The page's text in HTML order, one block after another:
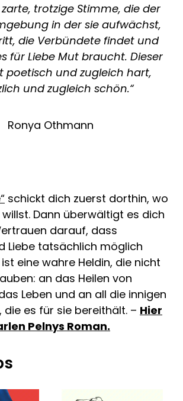
zarte, trotzige Stimme, die der
in der sie aufwächst,
die Verbündete findet und
für Liebe Mut braucht. Dieser
poetisch und zugleich hart,
und zugleich schön.“
Ronya Othmann
schickt dich zuerst dorthin, wo
Dann überwältigt es dich
darauf, dass
Liebe tatsächlich möglich
eine wahre Heldin, die nicht
an das Heilen von
Leben und an all die innigen
die es für sie bereithält. – Hier
Pelnys Roman.